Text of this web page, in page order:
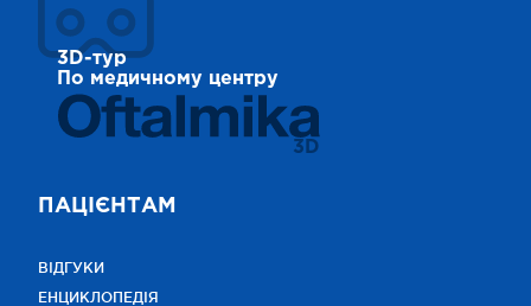
3D-тур
По медичному центру
3D
ПАЦІЄНТАМ
ВІДГУКИ
ЕНЦИКЛОПЕДІЯ